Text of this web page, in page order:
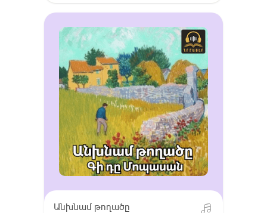
Անխնամ թողածը